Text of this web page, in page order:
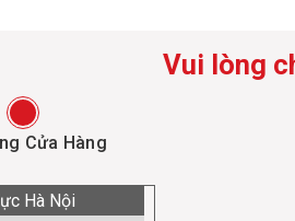
Vui lòng
Cửa Hàng
Hà Nội